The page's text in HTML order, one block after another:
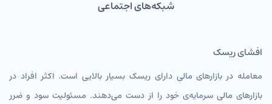
شبکه‌های اجتماعی
افشای ریسک
معامله در بازارهای مالی دارای ریسک بسیار بالایی است. اکثر افراد در
بازارهای مالی سرمایه‌ی خود را از دست می‌دهند. مسئولیت سود و ضرر